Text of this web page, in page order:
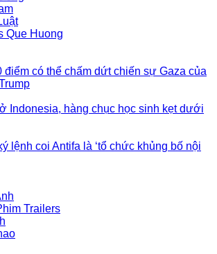
Que Huong
điểm có thể chấm dứt chiến sự Gaza của
Indonesia, hàng chục học sinh kẹt dưới
lệnh coi Antifa là ‘tổ chức khủng bố nội
Trailers